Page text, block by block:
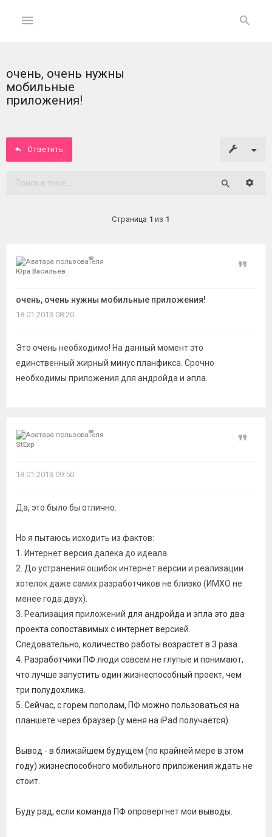
ГЛАВНАЯ
На
Вход
ФОРУМ
Активные
очень, очень нужны
мобильные
приложения!
Ответить
Страница 1 из 1
Юра Васильев
очень, очень нужны мобильные приложения!
Цитата
18.01.2013 08:20
Это очень необходимо! На данный момент это
единственный жирный минус планфикса. Срочно
необходимы приложения для андройда и эпла.
StExp
Цитата
18.01.2013 09:50
Да, это было бы отлично.
Но я пытаюсь исходить из фактов:
1. Интернет версия далека до идеала.
2. До устранения ошибок интернет версии и реализации
хотелок даже самих разработчиков не близко (ИМХО не
менее года двух).
3. Реализация приложений для андройда и эпла это два
проекта сопоставимых с интернет версией.
Следовательно, количество работы возрастет в 3 раза.
4. Разработчики ПФ люди совсем не глупые и понимают,
что лучше запустить один жизнеспособный проект, чем
три полудохлика.
5. Сейчас, с горем пополам, ПФ можно пользоваться на
планшете через браузер (у меня на iPad получается).
Вывод - в ближайшем будущем (по крайней мере в этом
году) жизнеспособного мобильного приложения ждать не
стоит.
Буду рад, если команда ПФ опровергнет мои выводы.